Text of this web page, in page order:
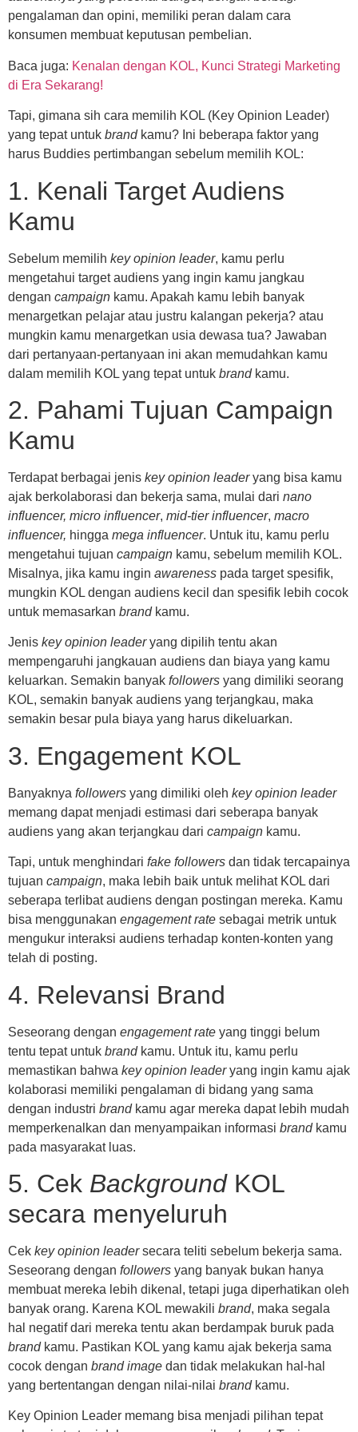
pengalaman dan opini, memiliki peran dalam cara
konsumen membuat keputusan pembelian.
Baca juga: Kenalan dengan KOL, Kunci Strategi Marketing
di Era Sekarang!
Tapi, gimana sih cara memilih KOL (Key Opinion Leader)
yang tepat untuk brand kamu? Ini beberapa faktor yang
harus Buddies pertimbangan sebelum memilih KOL:
1. Kenali Target Audiens
Kamu
Sebelum memilih key opinion leader, kamu perlu
mengetahui target audiens yang ingin kamu jangkau
dengan campaign kamu. Apakah kamu lebih banyak
menargetkan pelajar atau justru kalangan pekerja? atau
mungkin kamu menargetkan usia dewasa tua? Jawaban
dari pertanyaan-pertanyaan ini akan memudahkan kamu
dalam memilih KOL yang tepat untuk brand kamu.
2. Pahami Tujuan Campaign
Kamu
Terdapat berbagai jenis key opinion leaderyang bisa kamu
ajak berkolaborasi dan bekerja sama, mulai dari nano
influencer, micro influencer, mid-tier influencer, macro
influencer, hingga mega influencer. Untuk itu, kamu perlu
mengetahui tujuan campaign kamu, sebelum memilih KOL.
Misalnya, jika kamu ingin awareness pada target spesifik,
mungkin KOL dengan audiens kecil dan spesifik lebih cocok
untuk memasarkan brand kamu.
Jenis key opinion leaderyang dipilih tentu akan
mempengaruhi jangkauan audiens dan biaya yang kamu
keluarkan. Semakin banyak followers yang dimiliki seorang
KOL, semakin banyak audiens yang terjangkau, maka
semakin besar pula biaya yang harus dikeluarkan.
3. Engagement KOL
Banyaknya followers yang dimiliki oleh key opinion leader
memang dapat menjadi estimasi dari seberapa banyak
audiens yang akan terjangkau dari campaign kamu.
Tapi, untuk menghindari fake followers dan tidak tercapainya
tujuan campaign, maka lebih baik untuk melihat KOL dari
seberapa terlibat audiens dengan postingan mereka. Kamu
bisa menggunakan engagement rate sebagai metrik untuk
mengukur interaksi audiens terhadap konten-konten yang
telah di posting.
4. Relevansi Brand
Seseorang dengan engagement rate yang tinggi belum
tentu tepat untuk brand kamu. Untuk itu, kamu perlu
memastikan bahwa key opinion leaderyang ingin kamu ajak
kolaborasi memiliki pengalaman di bidang yang sama
dengan industri brand kamu agar mereka dapat lebih mudah
memperkenalkan dan menyampaikan informasi brand kamu
pada masyarakat luas.
5. Cek BackgroundKOL
secara menyeluruh
Cek key opinion leadersecara teliti sebelum bekerja sama.
Seseorang dengan followers yang banyak bukan hanya
membuat mereka lebih dikenal, tetapi juga diperhatikan oleh
banyak orang. Karena KOL mewakili brand, maka segala
hal negatif dari mereka tentu akan berdampak buruk pada
brand kamu. Pastikan KOL yang kamu ajak bekerja sama
cocok dengan brand image dan tidak melakukan hal-hal
yang bertentangan dengan nilai-nilai brand kamu.
Key Opinion Leader memang bisa menjadi pilihan tepat